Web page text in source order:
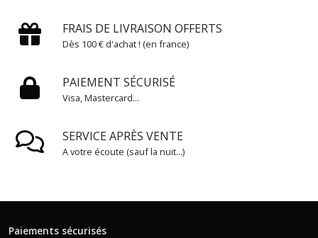
FRAIS DE LIVRAISON OFFERTS
Dès 100 € d'achat ! (en france)
PAIEMENT SÉCURISÉ
Visa, Mastercard...
SERVICE APRÈS VENTE
A votre écoute (sauf la nuit...)
Paiements sécurisés